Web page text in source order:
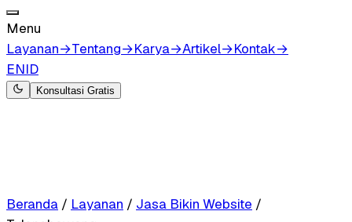
Menu
Layanan→Tentang→Karya→Artikel→Kontak→
ENID
Konsultasi Gratis
Beranda / Layanan / Jasa Bikin Website /